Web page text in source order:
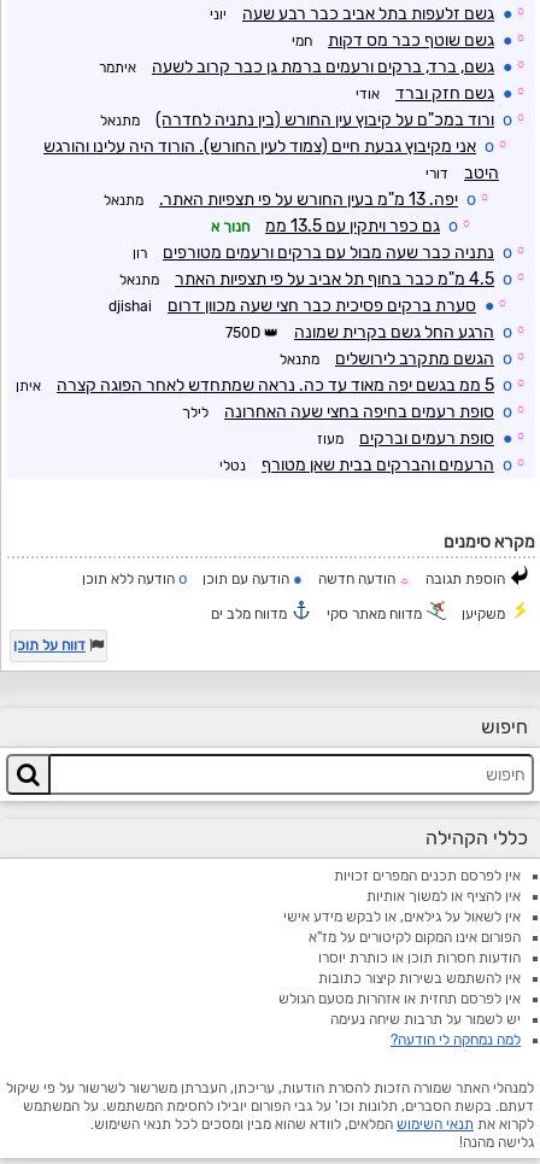
☼
● גשם זלעפות בתל אביב כבר רבע שעה יוני
☼
● גשם שוטף כבר מס דקות חמי
☼
● גשם, ברד, ברקים ורעמים ברמת גן כבר קרוב לשעה איתמר
☼
● גשם חזק וברד אודי
☼
o ורוד במכ"ם על קיבוץ עין החורש (בין נתניה לחדרה) מתנאל
☼
o אני מקיבוץ גבעת חיים (צמוד לעין החורש). הורוד היה עלינו והורגש
היטב
דורי
☼
o יפה. 13 מ"מ בעין החורש על פי תצפיות האתר. מתנאל
☼
o גם כפר ויתקין עם 13.5 ממ חנוך א
☼
o נתניה כבר שעה מבול עם ברקים ורעמים מטורפים רון
☼
o 4.5 מ"מ כבר בחוף תל אביב על פי תצפיות האתר מתנאל
☼
● סערת ברקים פסיכית כבר חצי שעה מכוון דרום djishai
☼
o הרגע החל גשם בקרית שמונה
☼
o הגשם מתקרב לירושלים מתנאל
☼
o 5 ממ בגשם יפה מאוד עד כה. נראה שמתחדש לאחר הפוגה קצרה איתן
☼
o סופת רעמים בחיפה בחצי שעה האחרונה לילך
☼
● סופת רעמים וברקים מעוז
☼
o הרעמים והברקים בבית שאן מטורף נטלי
מקרא סימנים
הוספת תגובה ☼ הודעה חדשה ● הודעה עם תוכן o הודעה ללא תוכן
משקיען מדווח מאתר סקי
מדווח מלב ים
דווח על תוכן
חיפוש
כללי הקהילה
אין לפרסם תכנים המפרים זכויות
אין להציף או למשוך אותיות
אין לשאול על גילאים, או לבקש מידע אישי
הפורום אינו המקום לקיטורים על מז"א
הודעות חסרות תוכן או כותרת יוסרו
אין להשתמש בשירות קיצור כתובות
אין לפרסם תחזית או אזהרות מטעם הגולש
יש לשמור על תרבות שיחה נעימה
למה נמחקה לי הודעה?
למנהלי האתר שמורה הזכות להסרת הודעות, עריכתן, העברתן משרשור לשרשור על פי שיקול
דעתם. בקשת הסברים, תלונות וכו' על גבי הפורום יובילו לחסימת המשתמש. על המשתמש
לקרוא את תנאי השימוש המלאים, לוודא שהוא מבין ומסכים לכל תנאי השימוש.
גלישה מהנה!